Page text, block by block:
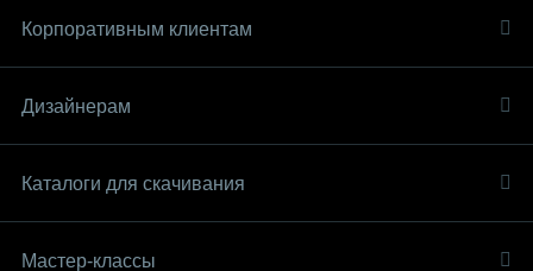
Корпоративным клиентам
Дизайнерам
Каталоги для скачивания
Мастер-классы